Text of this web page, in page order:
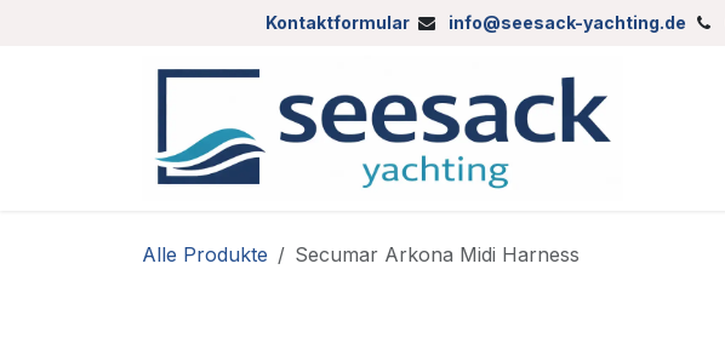
Kontaktformular info@seesack-yachting.de
Alle Produkte Secumar Arkona Midi Harness